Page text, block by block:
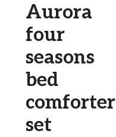
Aurora
four
seasons
bed
comforter
set